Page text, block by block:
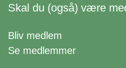
Skal du (også) være
Bliv medlem
Se medlemmer